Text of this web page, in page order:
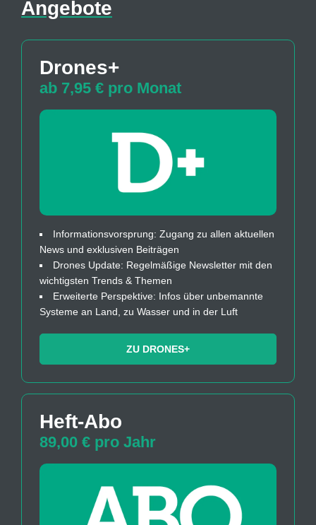
Angebote
Drones+
ab 7,95 € pro Monat
Informationsvorsprung: Zugang zu allen aktuellen
News und exklusiven Beiträgen
Drones Update: Regelmäßige Newsletter mit den
wichtigsten Trends & Themen
Erweiterte Perspektive: Infos über unbemannte
Systeme an Land, zu Wasser und in der Luft
ZU DRONES+
Heft-Abo
89,00 € pro Jahr